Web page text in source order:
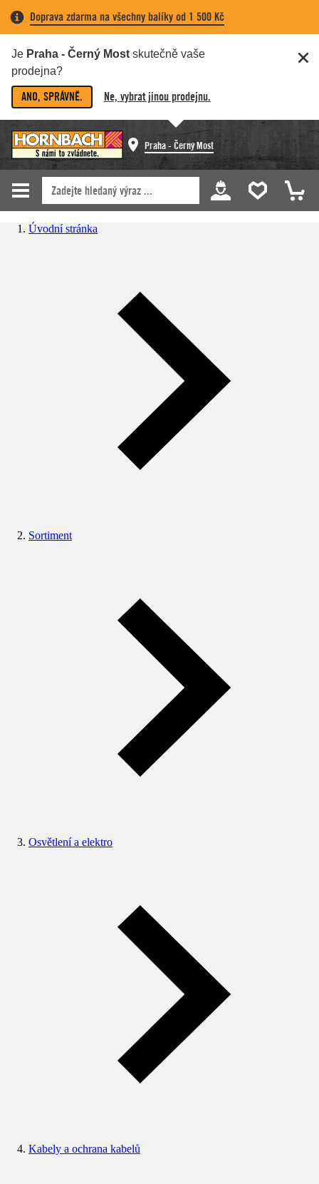
Doprava zdarma na všechny balíky od 1 500 Kč
Je Praha - Černý Most skutečně vaše
prodejna?
ANO, SPRÁVNĚ. Ne, vybrat jinou prodejnu.
Praha - Černý Most
Úvodní stránka
Sortiment
Osvětlení a elektro
Kabely a ochrana kabelů